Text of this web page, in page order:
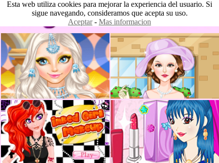
Esta web utiliza cookies para mejorar la experiencia del usuario. Si
sigue navegando, consideramos que acepta su uso.
Aceptar- Mas informacion